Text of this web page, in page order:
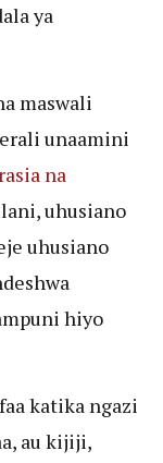
ya
maswali
unaamini
na
uhusiano
uhusiano
hiyo
katika ngazi
au kijiji,